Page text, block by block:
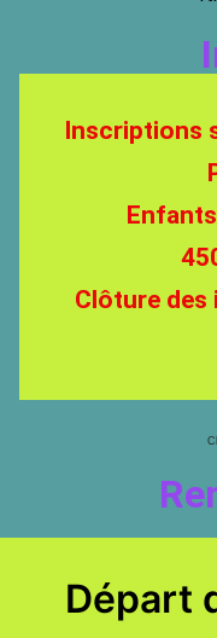
Inscriptions
Clôture des
Départ